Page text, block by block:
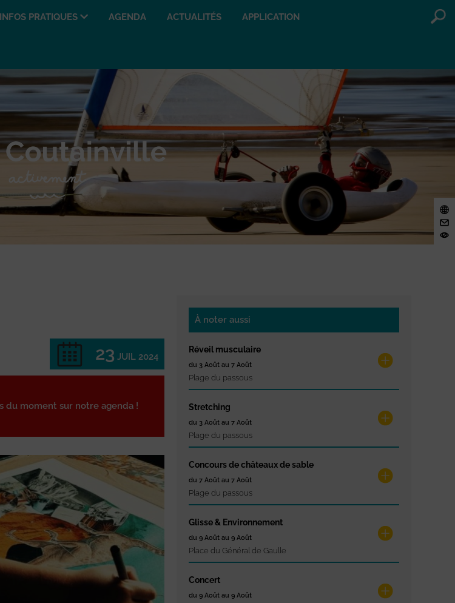
INFOS PRATIQUES AGENDA ACTUALITÉS APPLICATION
23 JUIL 2024
du moment sur notre agenda !
À noter aussi
Réveil musculaire
du 3 Août au 7 Août
Plage du passous
Stretching
du 3 Août au 7 Août
Plage du passous
Concours de châteaux de sable
du 7 Août au 7 Août
Plage du passous
Glisse & Environnement
du 9 Août au 9 Août
Place du Général de Gaulle
Concert
du 9 Août au 9 Août